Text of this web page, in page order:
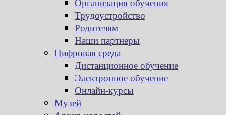
Трудоустройство
Родителям
Наши партнеры
Цифровая среда
Дистанционное обучение
Электронное обучение
Онлайн-курсы
Музей